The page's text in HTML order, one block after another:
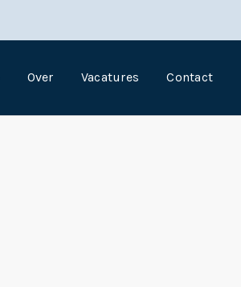
Over Vacatures Contact